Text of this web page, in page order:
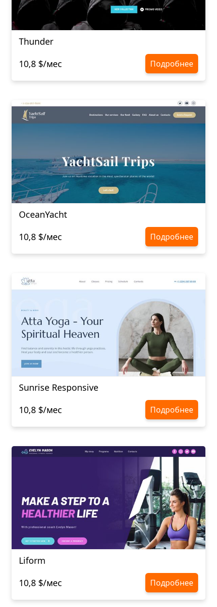
Thunder
10,8 $/мес
Подробнее
OceanYacht
10,8 $/мес
Подробнее
Sunrise Responsive
10,8 $/мес
Подробнее
Liform
10,8 $/мес
Подробнее